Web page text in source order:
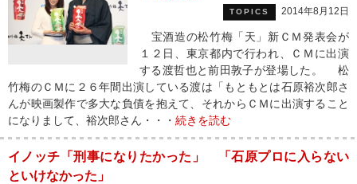
TOPICS 2014年8月12日
宝酒造の松竹梅「天」新ＣＭ発表会が
１２日、東京都内で行われ、ＣＭに出演
する渡哲也と前田敦子が登場した。 松
竹梅のＣＭに２６年間出演している渡は「もともとは石原裕次郎さ
んが映画製作で多大な負債を抱えて、それからＣＭに出演すること
になりまして、裕次郎さん・・・ 続きを読む
イノッチ「刑事になりたかった」 「石原プロに入らない
といけなかった」